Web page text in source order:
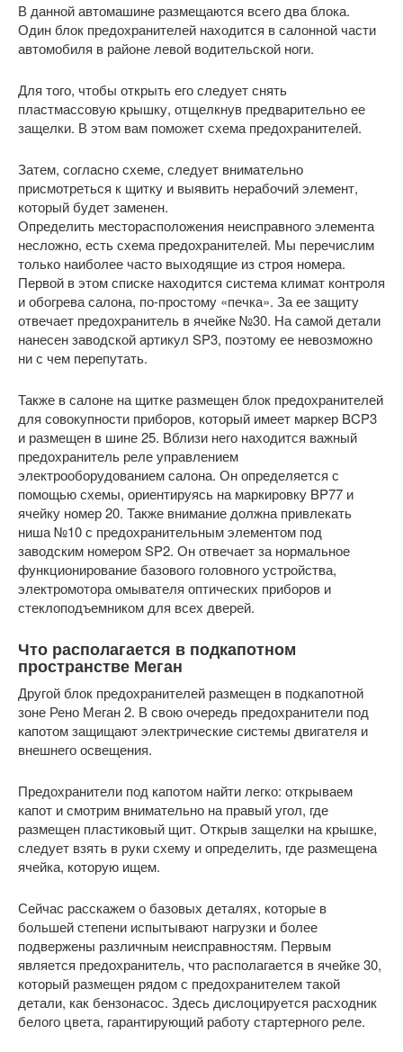
В данной автомашине размещаются всего два блока.
Один блок предохранителей находится в салонной части
автомобиля в районе левой водительской ноги.
Для того, чтобы открыть его следует снять
пластмассовую крышку, отщелкнув предварительно ее
защелки. В этом вам поможет схема предохранителей.
Затем, согласно схеме, следует внимательно
присмотреться к щитку и выявить нерабочий элемент,
который будет заменен.
Определить месторасположения неисправного элемента
несложно, есть схема предохранителей. Мы перечислим
только наиболее часто выходящие из строя номера.
Первой в этом списке находится система климат контроля
и обогрева салона, по-простому «печка». За ее защиту
отвечает предохранитель в ячейке №30. На самой детали
нанесен заводской артикул SP3, поэтому ее невозможно
ни с чем перепутать.
Также в салоне на щитке размещен блок предохранителей
для совокупности приборов, который имеет маркер BCP3
и размещен в шине 25. Вблизи него находится важный
предохранитель реле управлением
электрооборудованием салона. Он определяется с
помощью схемы, ориентируясь на маркировку BP77 и
ячейку номер 20. Также внимание должна привлекать
ниша №10 с предохранительным элементом под
заводским номером SP2. Он отвечает за нормальное
функционирование базового головного устройства,
электромотора омывателя оптических приборов и
стеклоподъемником для всех дверей.
Что располагается в подкапотном
пространстве Меган
Другой блок предохранителей размещен в подкапотной
зоне Рено Меган 2. В свою очередь предохранители под
капотом защищают электрические системы двигателя и
внешнего освещения.
Предохранители под капотом найти легко: открываем
капот и смотрим внимательно на правый угол, где
размещен пластиковый щит. Открыв защелки на крышке,
следует взять в руки схему и определить, где размещена
ячейка, которую ищем.
Сейчас расскажем о базовых деталях, которые в
большей степени испытывают нагрузки и более
подвержены различным неисправностям. Первым
является предохранитель, что располагается в ячейке 30,
который размещен рядом с предохранителем такой
детали, как бензонасос. Здесь дислоцируется расходник
белого цвета, гарантирующий работу стартерного реле.